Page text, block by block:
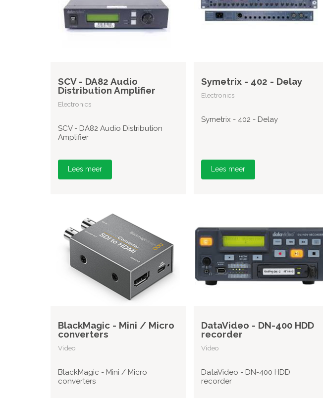
SCV - DA82 Audio
Distribution Amplifier
Electronics
SCV - DA82 Audio Distribution
Amplifier
Lees meer
Symetrix - 402 - Delay
Electronics
Symetrix - 402 - Delay
Lees meer
BlackMagic - Mini / Micro
converters
Video
BlackMagic - Mini / Micro
converters
DataVideo - DN-400 HDD
recorder
Video
DataVideo - DN-400 HDD
recorder